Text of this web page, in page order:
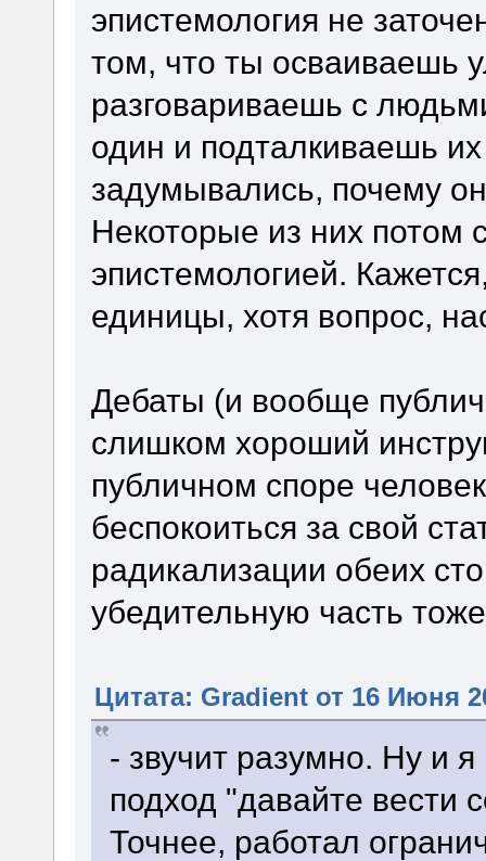
эпистемология не
том, что ты осваиваешь
разговариваешь с
один и подталкиваешь
задумывались, почему
Некоторые из них потом
эпистемологией.
единицы, хотя вопрос,
Дебаты (и вообще
слишком хороший
публичном споре
беспокоиться за свой
радикализации обеих
убедительную часть
Цитата: Gradient от 16 Июня
- звучит разумно. Ну и
подход "давайте вести
Точнее, работал